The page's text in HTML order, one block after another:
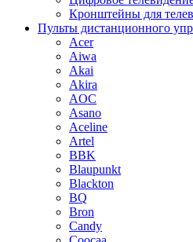
Кронштейны для
Пульты дистанционного
Acer
Aiwa
Akai
Akira
AOC
Asano
Aceline
Artel
BBK
Blaupunkt
Blackton
BQ
Bron
Candy